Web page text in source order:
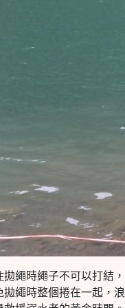
拋繩時繩子不可以打結，
拋繩時整個捲在一起，